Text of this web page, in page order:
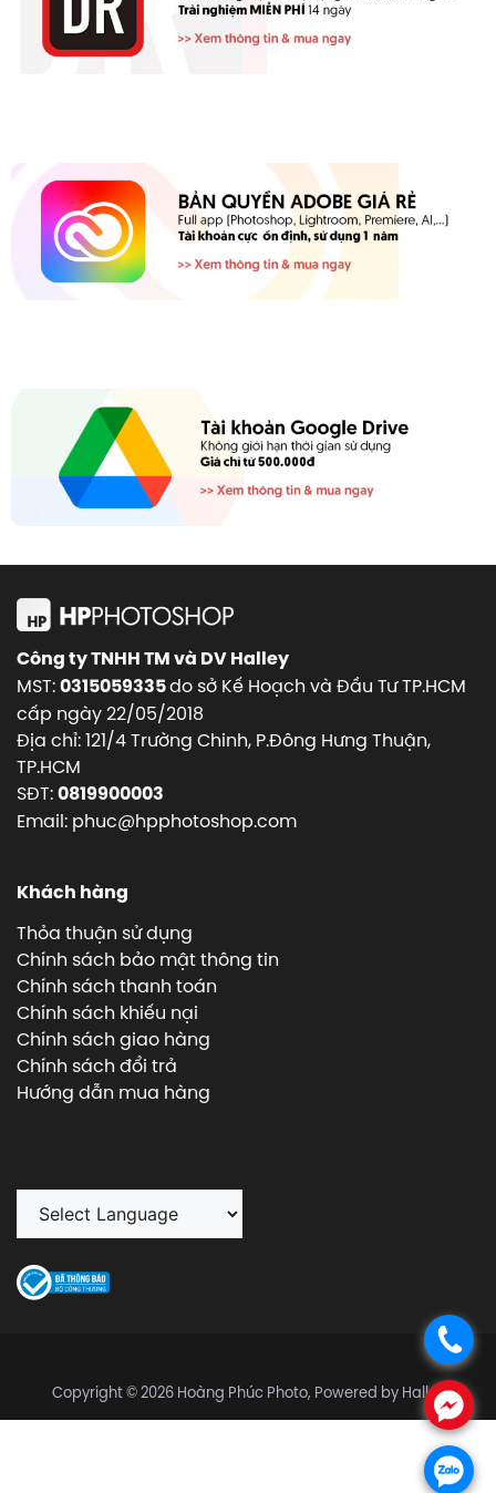
.
.
.
Công ty TNHH TM và DV Halley
MST:0315059335do sở Kế Hoạch và Đầu Tư TP.HCM
cấp ngày 22/05/2018
Địa chỉ: 121/4 Trường Chinh, P.Đông Hưng Thuận,
TP.HCM
SĐT:0819900003
Email: phuc@hpphotoshop.com
Khách hàng
Thỏa thuận sử dụng
Chính sách bảo mật thông tin
Chính sách thanh toán
Chính sách khiếu nại
Chính sách giao hàng
Chính sách đổi trả
Hướng dẫn mua hàng
Copyright © 2026 Hoàng Phúc Photo, Powered by Halley